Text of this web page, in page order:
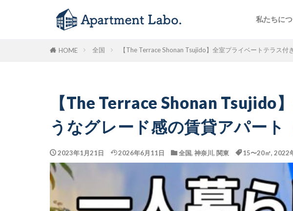
私たちに
HOME 全国 【The Terrace Shonan Tsujido】全室プライベートテラス
【The Terrace Shonan Tsujido
うなグレード感の賃貸アパート
2023年1月21日 2026年6月11日 全国, 神奈川 , 関東 15〜20㎡, 2022